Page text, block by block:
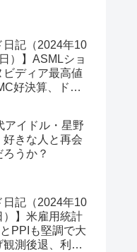
日記（2024年10
）】ASMLショ
ビディア最高値
好決算、ドル
台、円安株高
アイドル・星野
好きな人と再会
うか？
日記（2024年10
）】米雇用統計
PPIも堅調で大
測後退、利回